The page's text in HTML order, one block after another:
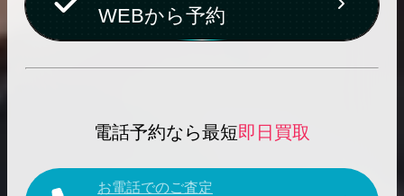
WEBから予約
電話予約なら最短即日買取
お電話でのご査定